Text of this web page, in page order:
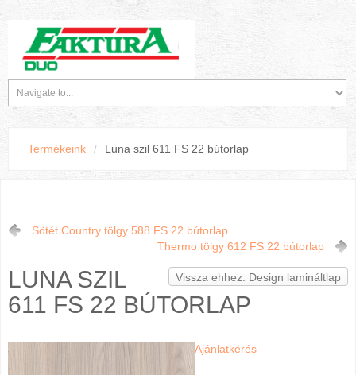
Termékeink / Luna szil 611 FS 22 bútorlap
Sötét Country tölgy 588 FS 22 bútorlap
Thermo tölgy 612 FS 22 bútorlap
Vissza ehhez: Design lamináltlap
LUNA SZIL
611 FS 22 BÚTORLAP
Ajánlatkérés